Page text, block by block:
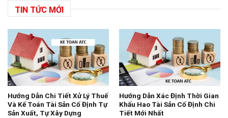
TIN TỨC MỚI
Hướng Dẫn Chi Tiết Xử Lý Thuế
Và Kế Toán Tài Sản Cố Định Tự
Sản Xuất, Tự Xây Dựng
Hướng Dẫn Xác Định Thời Gian
Khấu Hao Tài Sản Cố Định Chi
Tiết Mới Nhất